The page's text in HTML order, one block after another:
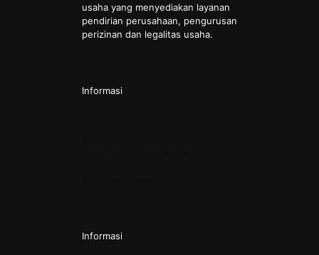
usaha yang menyediakan layanan
pendirian perusahaan, pengurusan
perizinan dan legalitas usaha.
Informasi
Informasi